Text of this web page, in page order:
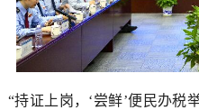
“持证上岗，‘尝鲜’便民办税